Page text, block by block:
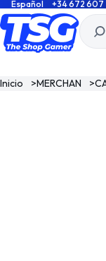
Español +34 672 607
Inicio >MERCHAN >